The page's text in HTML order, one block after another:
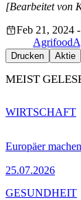
[Bearbeitet von
Feb 21, 2024
Agrifood
Drucken Aktie
MEIST
Europäer
25.07.2026
WIRTSCHAFT
GESUNDHEIT